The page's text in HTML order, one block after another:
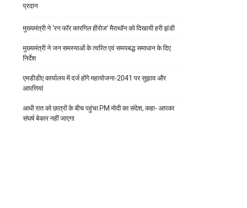
प्रदान
मुख्यमंत्री ने ‘रन फॉर कारगिल हीरोज’ मैराथॉन को दिखायी हरी झंडी
मुख्यमंत्री ने जन समस्याओं के त्वरित एवं समयबद्ध समाधान के दिए
निर्देश
एमडीडीए कार्यालय में दर्ज होंगे महायोजना-2041 पर सुझाव और
आपत्तियां
आधी रात को छात्रों के बीच पहुंचा PM मोदी का संदेश, कहा- आपका
संघर्ष बेकार नहीं जाएगा